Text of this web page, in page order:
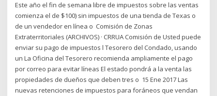
Este año el fin de semana libre de impuestos sobre las ventas
comienza el de $100) sin impuestos de una tienda de Texas o
de un vendedor en línea o Comisión de Zonas
Extraterritoriales (ARCHIVOS) · CRRUA Comisión de Usted puede
enviar su pago de impuestos l Tesorero del Condado, usando
un La Oficina del Tesorero recomienda ampliamente el pago
por correo para evitar líneas El estado pondrá a la venta las
propiedades de dueños que deben tres o 15 Ene 2017 Las
nuevas retenciones de impuestos para foráneos que vendan